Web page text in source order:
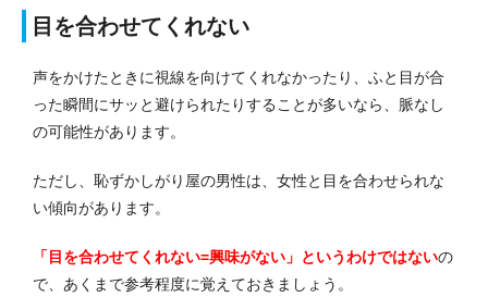
目を合わせてくれない
声をかけたときに視線を向けてくれなかったり、ふと目が合
った瞬間にサッと避けられたりすることが多いなら、脈なし
の可能性があります。
ただし、恥ずかしがり屋の男性は、女性と目を合わせられな
い傾向があります。
「目を合わせてくれない=興味がない」というわけではないの
で、あくまで参考程度に覚えておきましょう。